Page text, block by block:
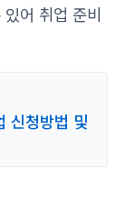
어 취업 준비
신청방법 및